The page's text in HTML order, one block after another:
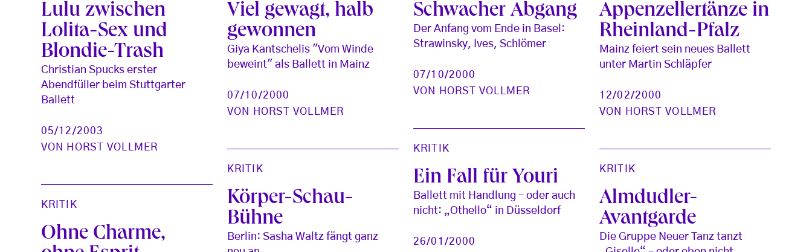
Lulu zwischen
Lolita-Sex und
Blondie-Trash
Christian Spucks erster
Abendfüller beim Stuttgarter
Ballett
05/12/2003
VON
HORST VOLLMER
Viel gewagt, halb
gewonnen
Giya Kantschelis "Vom Winde
beweint" als Ballett in Mainz
07/10/2000
VON
HORST VOLLMER
Schwacher Abgang
Der Anfang vom Ende in Basel:
Strawinsky, Ives, Schlömer
07/10/2000
VON
HORST VOLLMER
Appenzellertänze in
Rheinland-Pfalz
Mainz feiert sein neues Ballett
unter Martin Schläpfer
12/02/2000
VON
HORST VOLLMER
KRITIK
Ein Fall für Youri
Ballett mit Handlung – oder auch
nicht: „Othello“ in Düsseldorf
26/01/2000
KRITIK
Körper-Schau-
Bühne
Berlin: Sasha Waltz fängt ganz
KRITIK
Almdudler-
Avantgarde
Die Gruppe Neuer Tanz tanzt
KRITIK
Ohne Charme,